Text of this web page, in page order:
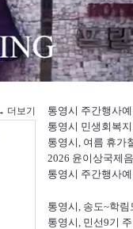
더보기
통영시 주간행사
통영시 민생회복
통영시, 여름 휴가
2026 윤이상국제
통영시 주간행사
통영시, 송도~학
통영시, 민선9기